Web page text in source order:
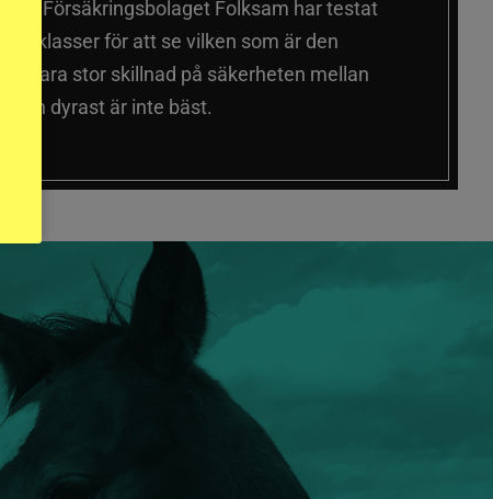
Försäkringsbolaget Folksam har testat
för att se vilken som är den
sig vara stor skillnad på säkerheten mellan
och dyrast är inte bäst.